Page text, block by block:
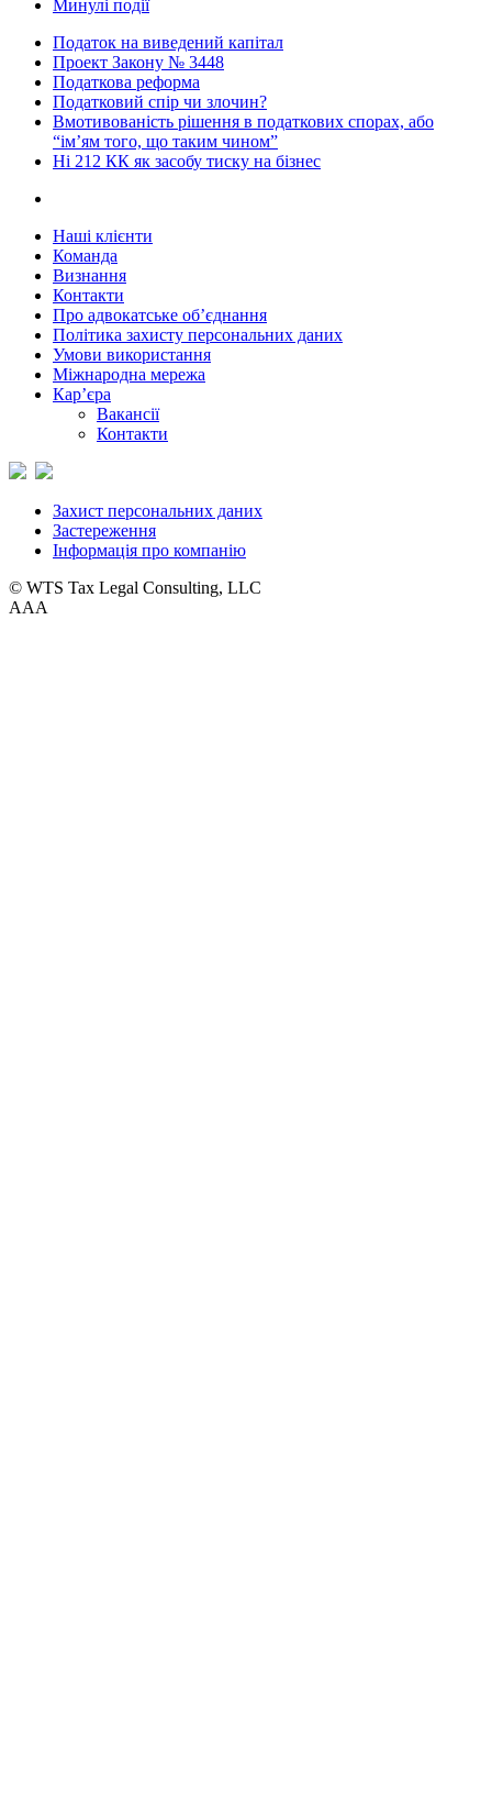
Минулі події
Податок на виведений капітал
Проект Закону № 3448
Податкова реформа
Податковий спір чи злочин?
Вмотивованість рішення в податкових спорах, або
“ім’ям того, що таким чином”
Ні 212 КК як засобу тиску на бізнес
Наші клієнти
Команда
Визнання
Контакти
Про адвокатське об’єднання
Політика захисту персональних даних
Умови використання
Міжнародна мережа
Кар’єра
Вакансії
Контакти
Захист персональних даних
Застереження
Інформація про компанію
© WTS Tax Legal Consulting, LLC
AAA